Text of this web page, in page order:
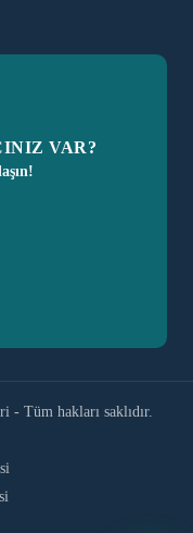
VAR?
Tüm hakları saklıdır.